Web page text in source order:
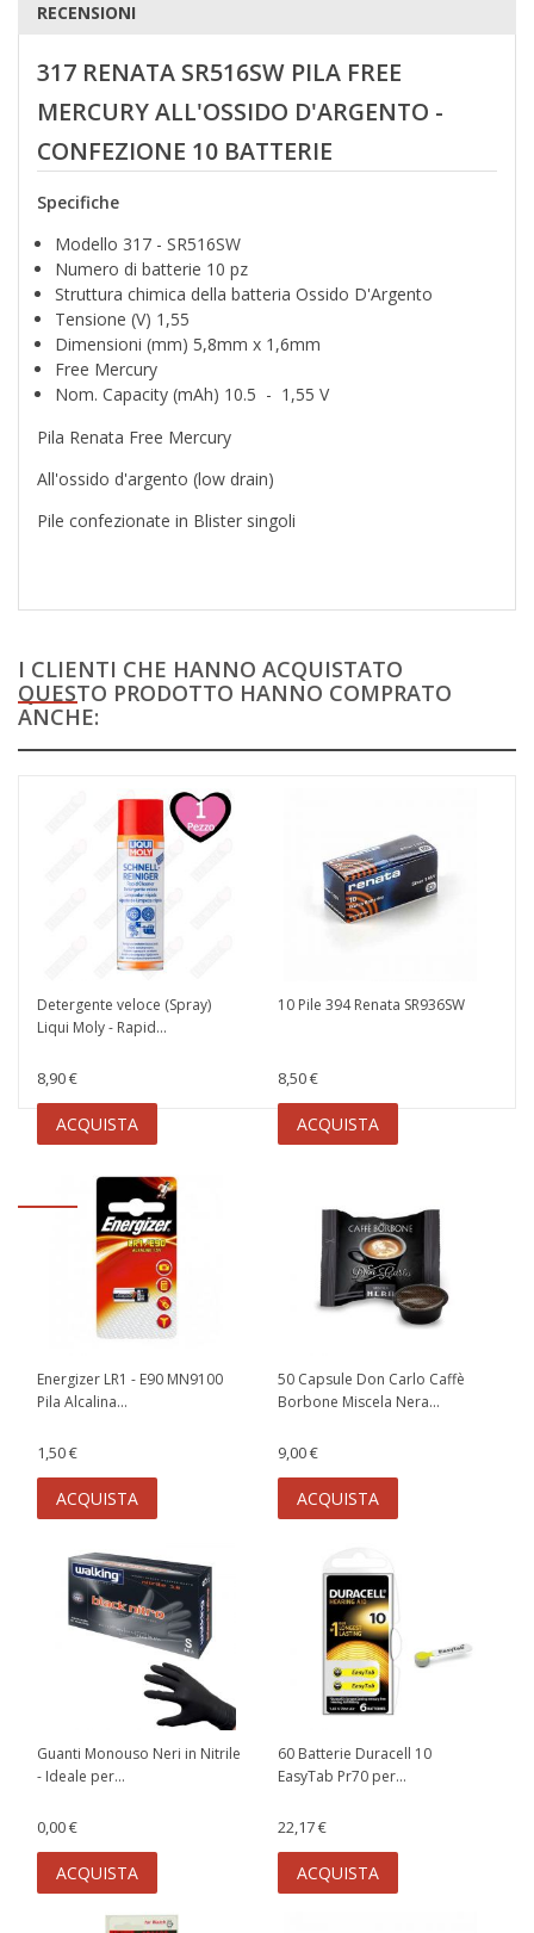
RECENSIONI
317 RENATA SR516SW PILA FREE
MERCURY ALL'OSSIDO D'ARGENTO -
CONFEZIONE 10 BATTERIE
Specifiche
Modello 317 - SR516SW
Numero di batterie 10 pz
Struttura chimica della batteria Ossido D'Argento
Tensione (V) 1,55
Dimensioni (mm) 5,8mm x 1,6mm
Free Mercury
Nom. Capacity (mAh) 10.5 - 1,55 V
Pila Renata Free Mercury
All'ossido d'argento (low drain)
Pile confezionate in Blister singoli
I CLIENTI CHE HANNO ACQUISTATO
QUESTO PRODOTTO HANNO COMPRATO
ANCHE:
Detergente veloce (Spray)
Liqui Moly - Rapid...
8,90 €
ACQUISTA
10 Pile 394 Renata SR936SW
8,50 €
ACQUISTA
Energizer LR1 - E90 MN9100
Pila Alcalina...
1,50 €
ACQUISTA
50 Capsule Don Carlo Caffè
Borbone Miscela Nera...
9,00 €
ACQUISTA
Guanti Monouso Neri in Nitrile
- Ideale per...
0,00 €
ACQUISTA
60 Batterie Duracell 10
EasyTab Pr70 per...
22,17 €
ACQUISTA